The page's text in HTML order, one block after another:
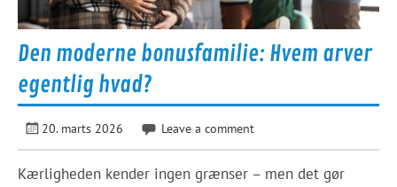
Den moderne bonusfamilie: Hvem arver
egentlig hvad?
20. marts 2026 Leave a comment
Kærligheden kender ingen grænser – men det gør